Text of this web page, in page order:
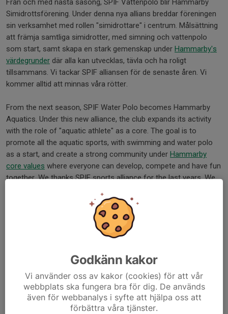
Från och med nästa säsong, SPIF Vattenpolo blir Hammarby
Simidrottsförening. Under denna nya allians breddar föreningen
sin verksamhet med rollen "simidrottare" i centrum. Målsättning
att främja samtliga simidrotter, med simning och vattenpolo
som start, samt skapa en stark gemenskap under Hammarby's
värdegrunder där alla kan utvecklas, tävla och ha roligt
tillsammans. Vi tackar SPIF alliansen för de senaste åren. Vi
kommer alltid att minnas våra rötter.
From the next season, SPIF Water Polo becomes Hammarby
Aquatics. Under this new alliance, the club expands its activity
with the role of "aquatic athlete" as a core. The goal is to
promote all the aquatic sports, with swimming and water polo
as a start, and create a strong community under Hammarby
core values where everyone can develop, compete and have fun
together. We thanks SPIF sports alliance for the last years. We
Godkänn kakor
Vi använder oss av kakor (cookies) för att vår
webbplats ska fungera bra för dig. De används
även för webbanalys i syfte att hjälpa oss att
förbättra våra tjänster.